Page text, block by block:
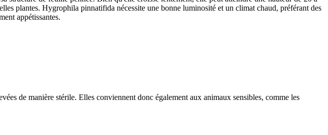
plantes. Hygrophila pinnatifida nécessite une bonne luminosité et un climat chaud, préférant des
appétissantes.
de manière stérile. Elles conviennent donc également aux animaux sensibles, comme les